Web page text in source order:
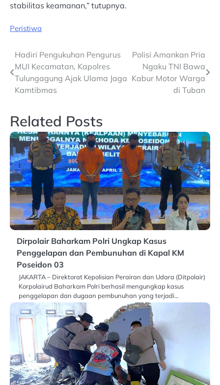
stabilitas keamanan,” tutupnya.
Peristiwa
Post
navigation
Hadiri Pengukuhan Pengurus
MUI Kecamatan, Kapolres
Tulungagung Ajak Ulama Jaga
Kamtibmas
Polisi Amankan Pria
Ngaku TNI Bawa
Kabur Motor Warga
di Tuban
Related Posts
Dirpolair Baharkam Polri Ungkap Kasus
Penggelapan dan Pembunuhan di Kapal KM
Poseidon 03
JAKARTA – Direktorat Kepolisian Perairan dan Udara (Ditpolair)
Korpolairud Baharkam Polri berhasil mengungkap kasus
penggelapan dan dugaan pembunuhan yang terjadi…